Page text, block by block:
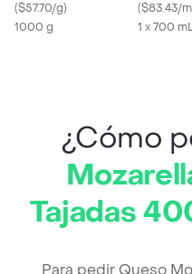
($57.70/g)
1000 g
Cabernes
($83.43/ml
1 x 700
¿Cómo
Tajadas
Para pedir Queso